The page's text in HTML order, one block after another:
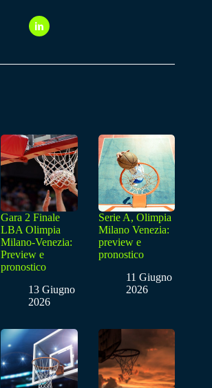
Gara 2 Finale
LBA Olimpia
Milano-Venezia:
Preview e
pronostico
13 Giugno
2026
Serie A, Olimpia
Milano Venezia:
preview e
pronostico
11 Giugno
2026